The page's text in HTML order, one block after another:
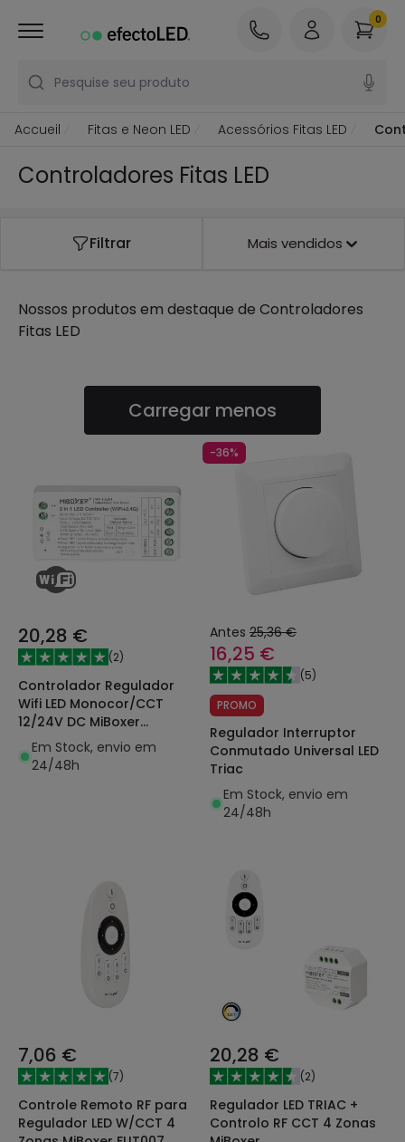
Pesquise seu produto
0
Accueil Fitas e Neon LED Acessórios Fitas LED
Controladores Fitas LED
Filtrar Mais vendidos
Nossos produtos em destaque de Controladores
Fitas LED
Carregar menos
20,28 €
(2)
Controlador Regulador
Wifi LED Monocor/CCT
12/24V DC MiBoxer
FUT035W+ Compatível
com Pulsador
Em Stock, envio em
24/48h
-36%
Antes 25,36 €
16,25 €
(5)
PROMO
Regulador Interruptor
Conmutado Universal LED
Triac
Em Stock, envio em
24/48h
7,06 €
(7)
Controle Remoto RF para
Regulador LED W/CCT 4
20,28 €
(2)
Regulador LED TRIAC +
Controlo RF CCT 4 Zonas